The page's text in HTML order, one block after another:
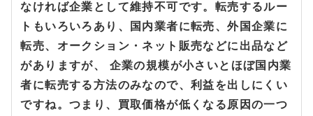
なければ企業として維持不可です。転売するルー
トもいろいろあり、国内業者に転売、外国企業に
転売、オークション・ネット販売などに出品など
がありますが、 企業の規模が小さいとほぼ国内業
者に転売する方法のみなので、利益を出しにくい
ですね。つまり、買取価格が低くなる原因の一つ